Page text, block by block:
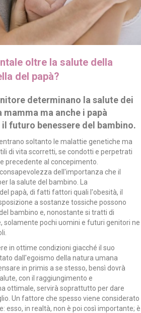
oltre la salute della
del papà?
determinano la salute dei
ma anche i papà
futuro benessere del bambino.
soltanto le malattie genetiche ma
di vita scorretti, se condotti e perpetrati
precedente al concepimento.
dell'importanza che il
la salute del bambino. La
papà, di fatti fattori quali l'obesità, il
a sostanze tossiche possono
bambino e, nonostante si tratti di
pochi uomini e futuri genitori ne
in ottime condizioni giacché il suo
dall'egoismo della natura umana
in primis a se stesso, bensì dovrà
con il raggiungimento e
ottimale, servirà soprattutto per dare
Un fattore che spesso viene considerato
esso, in realtà, non è poi così importante; è